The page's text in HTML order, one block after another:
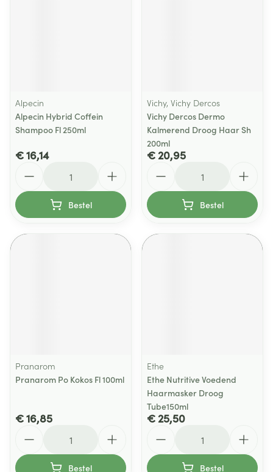
Alpecin
Alpecin Hybrid Coffein
Shampoo Fl 250ml
€ 16,14
Bestel
Vichy, Vichy Dercos
Vichy Dercos Dermo
Kalmerend Droog Haar Sh
200ml
€ 20,95
Bestel
Pranarom
Pranarom Po Kokos Fl 100ml
€ 16,85
Bestel
Ethe
Ethe Nutritive Voedend
Haarmasker Droog
Tube150ml
€ 25,50
Bestel